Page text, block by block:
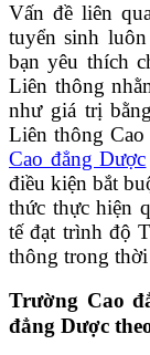
Vấn đề liên
tuyển sinh
bạn yêu thích
Liên thông
như giá trị
Liên thông
Cao đẳng Dược
điều kiện bắt
thức thực hiện
tế đạt trình độ
thông trong
Trường Cao
đẳng Dược